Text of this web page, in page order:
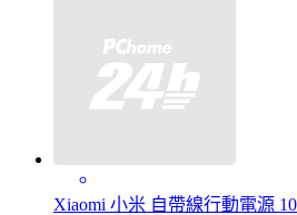
Xiaomi 小米 自帶線行動電源